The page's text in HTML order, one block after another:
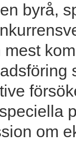
byrå,
mest
om